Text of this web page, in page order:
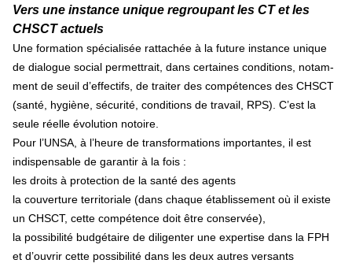
Vers une instance unique regroupant les CT et les
CHSCT actuels
Une for­ma­tion spé­cia­li­sée rat­ta­chée à la future ins­tance unique
de dia­lo­gue social per­met­trait, dans cer­tai­nes condi­tions, notam­
ment de seuil d’effec­tifs, de trai­ter des com­pé­ten­ces des CHSCT
(santé, hygiène, sécu­rité, condi­tions de tra­vail, RPS). C’est la
seule réelle évolution notoire.
Pour l’UNSA, à l’heure de trans­for­ma­tions impor­tan­tes, il est
indis­pen­sa­ble de garan­tir à la fois :
les droits à protection de la santé des agents
la couverture territoriale (dans chaque établissement où il existe
un CHSCT, cette compétence doit être conservée),
la possibilité budgétaire de diligenter une expertise dans la FPH
et d’ouvrir cette possibilité dans les deux autres versants